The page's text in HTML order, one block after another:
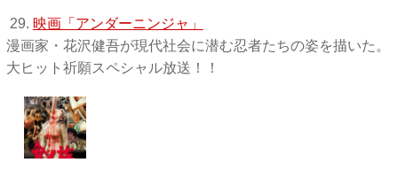
29. 映画「アンダーニンジャ」
漫画家・花沢健吾が現代社会に潜む忍者たちの姿を描いた。
大ヒット祈願スペシャル放送！！